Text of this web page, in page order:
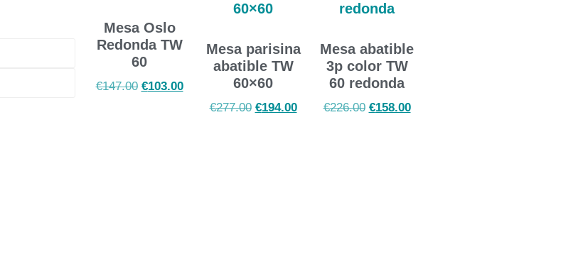
Mesa Oslo
Redonda TW
60
€147.00 €103.00
Mesa parisina
abatible TW
60×60
€277.00 €194.00
Mesa abatible
3p color TW
60 redonda
€226.00 €158.00